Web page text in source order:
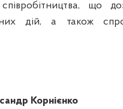
що
дій, а також
Корнієнко